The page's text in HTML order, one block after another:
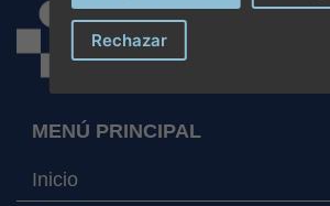
MENÚ PRINCIPAL
Inicio
Rechazar